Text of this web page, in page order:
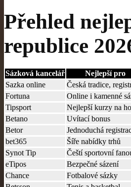
Přehled
republice
Sázková kancelář Nejlepší pro
Sazka online
Česká tradice,
Fortuna
Online i kamenné
Tipsport
Nejlepší kurzy na
Betano
Uvítací bonus
Betor
Jednoduchá
bet365
Šíře nabídky trhů
Synot Tip
Čeští sportovní
eTipos
Bezpečné sázení
Chance
Fotbalové sázky